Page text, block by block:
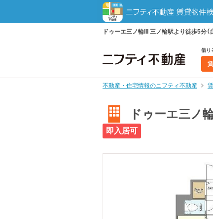
ドゥーエ三ノ輪III 三ノ輪駅より徒歩5分
借り
不動産・住宅情報のニフティ不動産
ドゥーエ三ノ
即入居可